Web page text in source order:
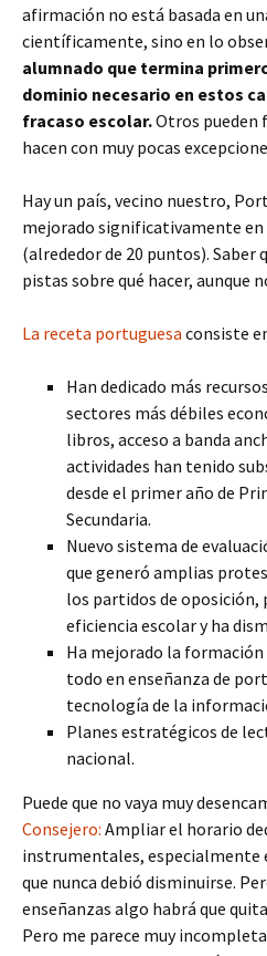
afirmación no está basada en
científicamente, sino en lo
alumnado que termina
dominio necesario en estos
fracaso escolar.Otros pueden
hacen con muy pocas
Hay un país, vecino nuestro,
mejorado significativamente
(alrededor de 20 puntos). Saber
pistas sobre qué hacer, aunque
La receta portuguesa consiste
Han dedicado más
sectores más débiles
libros, acceso a banda
actividades han tenido
desde el primer año de
Secundaria.
Nuevo sistema de
que generó amplias
los partidos de oposición,
eficiencia escolar y ha
Ha mejorado la
todo en enseñanza de
tecnología de la
Planes estratégicos de
nacional.
Puede que no vaya muy
Consejero: Ampliar el horario
instrumentales, especialmente
que nunca debió disminuirse.
enseñanzas algo habrá que
Pero me parece muy